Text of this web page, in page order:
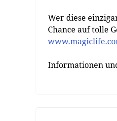
Wer diese
Chance auf tolle
Informationen